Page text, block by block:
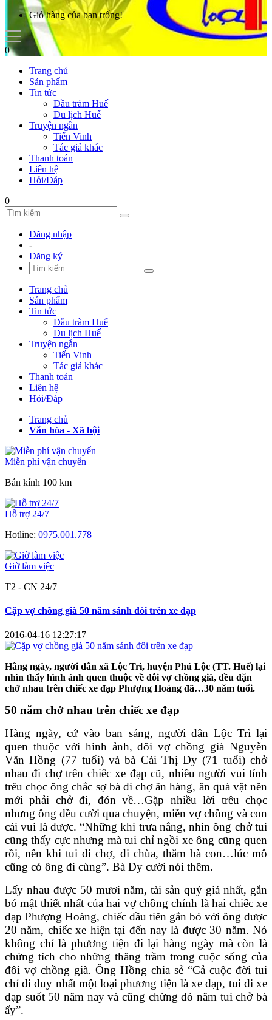
Giỏ hàng của bạn trống!
0
Trang chủ
Sản phẩm
Tin tức
Dầu tràm Huế
Du lịch Huế
Truyện ngắn
Tiến Vinh
Tác giả khác
Thanh toán
Liên hệ
Hỏi/Đáp
0
Đăng nhập
-
Đăng ký
Trang chủ
Sản phẩm
Tin tức
Dầu tràm Huế
Du lịch Huế
Truyện ngắn
Tiến Vinh
Tác giả khác
Thanh toán
Liên hệ
Hỏi/Đáp
Trang chủ
Văn hóa - Xã hội
Miễn phí vận chuyển
Bán kính 100 km
Hỗ trợ 24/7
Hotline: 0975.001.778
Giờ làm việc
T2 - CN 24/7
Cặp vợ chồng già 50 năm sánh đôi trên xe đạp
2016-04-16 12:27:17
Hằng ngày, người dân xã Lộc Trì, huyện Phú Lộc (TT. Huế) lại
nhìn thấy hình ảnh quen thuộc về đôi vợ chồng già, đều đặn
chở nhau trên chiếc xe đạp Phượng Hoàng đã…30 năm tuổi.
50 năm chở nhau trên chiếc xe đạp
Hàng ngày, cứ vào ban sáng, người dân Lộc Trì lại
quen thuộc với hình ảnh, đôi vợ chồng già Nguyễn
Văn Hồng (77 tuổi) và bà Cái Thị Dy (71 tuổi) chở
nhau đi chợ trên chiếc xe đạp cũ, nhiều người vui tính
trêu chọc ông chắc sợ bà đi chợ ăn hàng, ăn quà vặt nên
mới phải chở đi, đón về…Gặp nhiều lời trêu chọc
nhưng ông đều cười qua chuyện, miễn vợ chồng và con
cái vui là được. “Những khi trưa nắng, nhìn ông chở tui
cũng thấy cực nhưng mà tui chỉ ngồi xe ông cũng quen
rồi, nên khi tui đi chợ, đi chùa, thăm bà con…lúc mô
cũng có ông đi cùng”. Bà Dy cười nói thêm.
Lấy nhau được 50 mươi năm, tài sản quý giá nhất, gắn
bó mật thiết nhất của hai vợ chồng chính là hai chiếc xe
đạp Phượng Hoàng, chiếc đầu tiên gắn bó với ông được
20 năm, chiếc xe hiện tại đến nay là được 30 năm. Nó
không chỉ là phương tiện đi lại hàng ngày mà còn là
chứng tích cho những thăng trầm trong cuộc sống của
đôi vợ chồng già. Ông Hồng chia sẻ “Cả cuộc đời tui
chỉ đi duy nhất một loại phương tiện là xe đạp, tui đi xe
đạp suốt 50 năm nay và cũng chừng đó năm tui chở bà
ấy”.